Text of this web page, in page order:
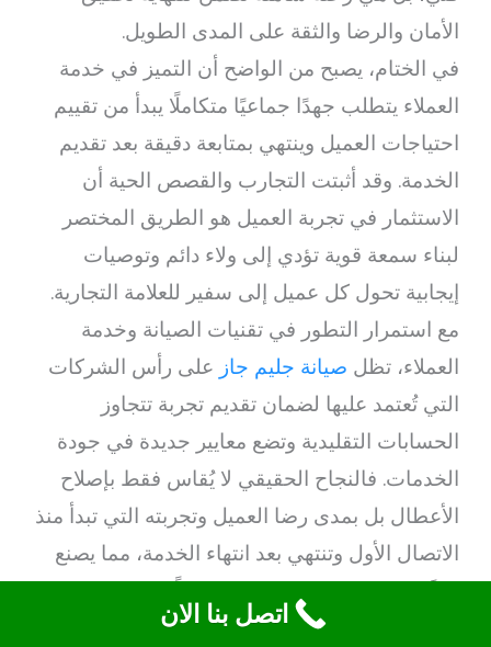
الأمان والرضا والثقة على المدى الطويل.
في الختام، يصبح من الواضح أن التميز في خدمة
العملاء يتطلب جهدًا جماعيًا متكاملًا يبدأ من تقييم
احتياجات العميل وينتهي بمتابعة دقيقة بعد تقديم
الخدمة. وقد أثبتت التجارب والقصص الحية أن
الاستثمار في تجربة العميل هو الطريق المختصر
لبناء سمعة قوية تؤدي إلى ولاء دائم وتوصيات
إيجابية تحول كل عميل إلى سفير للعلامة التجارية.
مع استمرار التطور في تقنيات الصيانة وخدمة
العملاء، تظل صيانة جليم جاز على رأس الشركات
التي تُعتمد عليها لضمان تقديم تجربة تتجاوز
الحسابات التقليدية وتضع معايير جديدة في جودة
الخدمات. فالنجاح الحقيقي لا يُقاس فقط بإصلاح
الأعطال بل بمدى رضا العميل وتجربته التي تبدأ منذ
الاتصال الأول وتنتهي بعد انتهاء الخدمة، مما يصنع
اتصل بنا الان